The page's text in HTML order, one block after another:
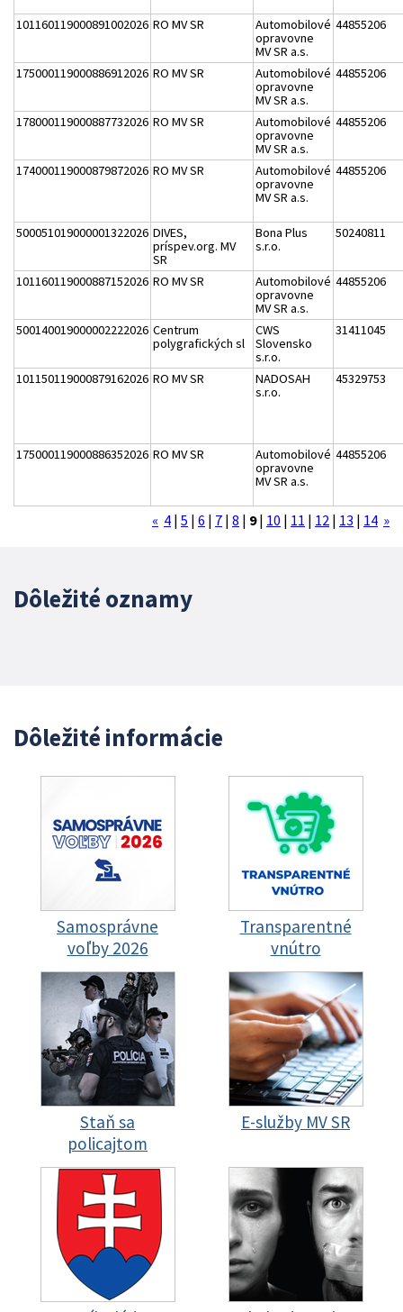
101160119000891002026 RO MV SR
Automobilové
opravovne
MV SR a.s.
44855206
175000119000886912026 RO MV SR
Automobilové
opravovne
MV SR a.s.
44855206
178000119000887732026 RO MV SR
Automobilové
opravovne
MV SR a.s.
44855206
174000119000879872026 RO MV SR
Automobilové
opravovne
MV SR a.s.
44855206
500051019000001322026 DIVES,
príspev.org. MV
SR
Bona Plus
s.r.o.
50240811
101160119000887152026 RO MV SR
Automobilové
opravovne
MV SR a.s.
44855206
500140019000002222026 Centrum
polygrafických sl
CWS
Slovensko
s.r.o.
31411045
101150119000879162026 RO MV SR
NADOSAH
s.r.o.
45329753
175000119000886352026 RO MV SR
Automobilové
opravovne
MV SR a.s.
44855206
« 4 | 5 | 6 | 7 | 8 | 9| 10 | 11 | 12 | 13 | 14 »
Dôležité oznamy
Dôležité informácie
Samosprávne
voľby 2026
Transparentné
vnútro
Staň sa
policajtom
E-služby MV SR